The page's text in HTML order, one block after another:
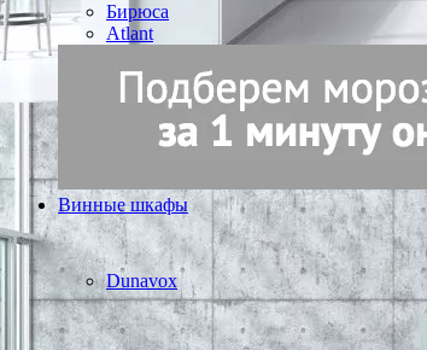
Бирюса
Atlant
Винные шкафы
Dunavox